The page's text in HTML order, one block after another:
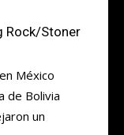
Rock/Stoner
México
de Bolivia
un